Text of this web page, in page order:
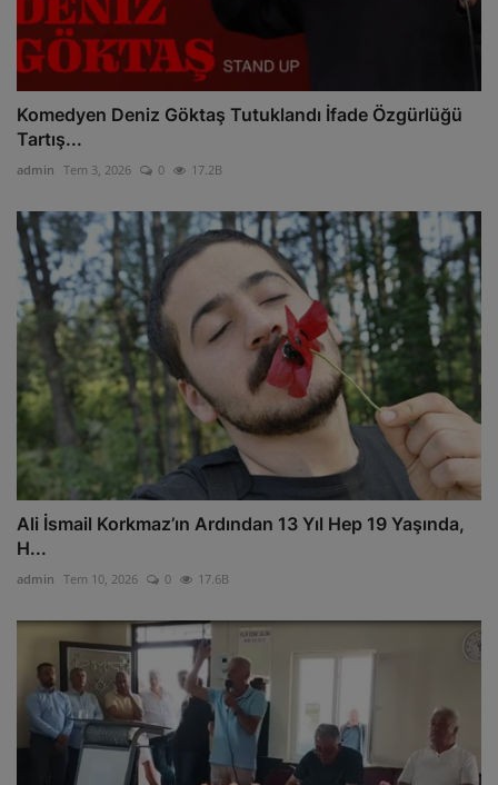
Komedyen Deniz Göktaş Tutuklandı İfade Özgürlüğü
Tartış...
admin Tem 3, 2026 0 17.2B
Ali İsmail Korkmaz’ın Ardından 13 Yıl Hep 19 Yaşında,
H...
admin Tem 10, 2026 0 17.6B